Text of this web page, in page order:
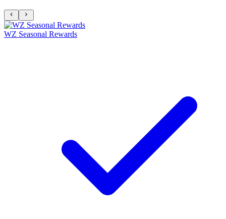
WZ Seasonal Rewards